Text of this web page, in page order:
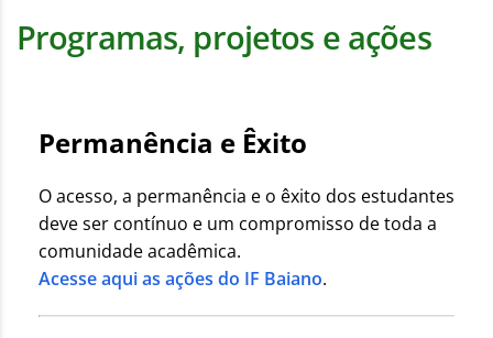
Programas, projetos e ações
Permanência e Êxito
O acesso, a permanência e o êxito dos estudantes
deve ser contínuo e um compromisso de toda a
comunidade acadêmica.
Acesse aqui as ações do IF Baiano.